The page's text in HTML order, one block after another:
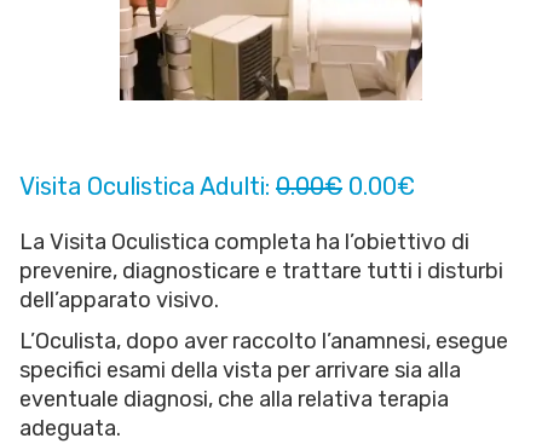
Visita Oculistica Adulti: 0.00€ 0.00€
La Visita Oculistica completa ha l’obiettivo di
prevenire, diagnosticare e trattare tutti i disturbi
dell’apparato visivo.
L’Oculista, dopo aver raccolto l’anamnesi, esegue
specifici esami della vista per arrivare sia alla
eventuale diagnosi, che alla relativa terapia
adeguata.